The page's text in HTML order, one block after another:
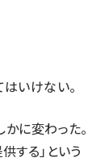
いけない。
に変わった。
する」という